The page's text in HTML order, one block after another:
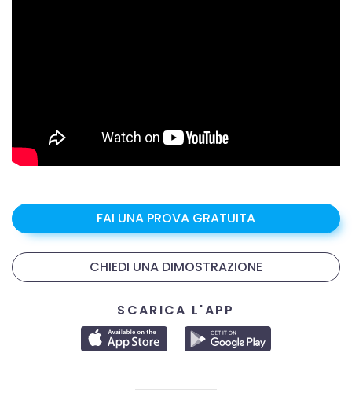
FAI UNA PROVA GRATUITA
CHIEDI UNA DIMOSTRAZIONE
SCARICA L'APP